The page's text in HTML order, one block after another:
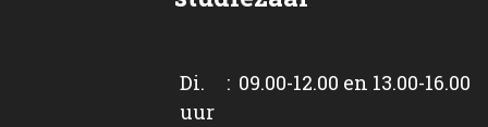
Di. : 09.00-12.00 en 13.00-16.00
uur